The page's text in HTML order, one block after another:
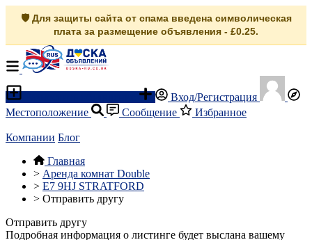
🛡️ Для защиты сайта от спама введена символическая
плата за размещение объявления - £0.25.
Вход/Регистрация
Местоположение
Сообщение Избранное
Компании Блог
Главная
> Аренда комнат Double
> E7 9HJ STRATFORD
> Отправить другу
Отправить другу
Подробная информация о листинге будет выслана вашему